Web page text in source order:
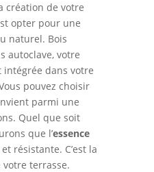
création de votre
opter pour une
naturel. Bois
autoclave, votre
dans votre
pouvez choisir
parmi une
Quel que soit
que l’essence
résistante. C’est la
terrasse.